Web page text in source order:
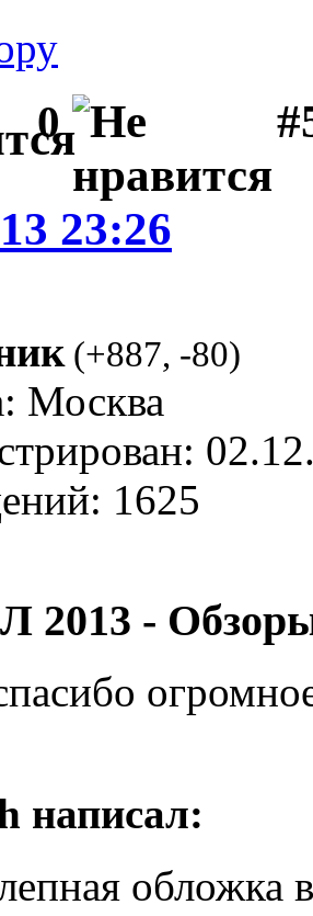
0
23:26
(+887, -80)
Москва
1625
2013 -
написал:
обложка